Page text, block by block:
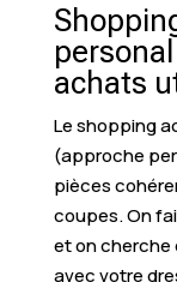
achats
Le shopping
(approche
pièces
coupes. On
et on cherche
avec votre